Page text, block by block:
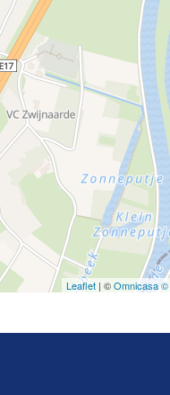
Leaflet | ©Omnicasa ©